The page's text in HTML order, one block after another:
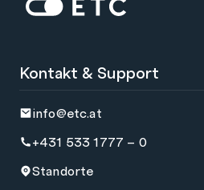
Startseite: ETC
Kontakt & Support
info@etc.at
+431 533 1777 – 0
Standorte